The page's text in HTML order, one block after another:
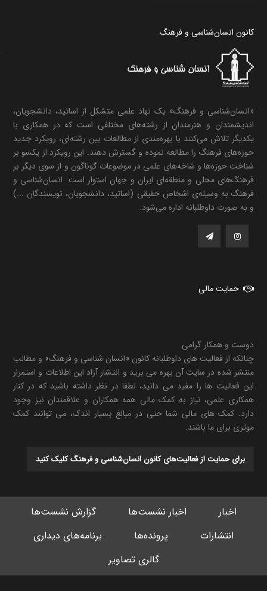
کانون انسان‌شناسی و فرهنگ
«انسان‌شناسی و فرهنگ» یک نهاد علمی متشکل از اساتید، دانشجویان،
اندیشمندان و هنرمندان از رشته‌های مختلفی است که در همکاری با
یکدیگر تلاش می‌کنند با بهره‌مندی از مطالعات بین رشته‌ای، رویکرد جدید
حوزه‌های فرهنگ را مطالعه نموده و گسترش دهند. این رویکرد از یکسو بر
شناخت حوزه‌ها و شاخه‌های علمی در موضوعات گوناگون و از سوی دیگر بر
فرهنگ‌های محلی و منطقه‌ای ایران و جهان استوار است. انسان‌شناسی و
فرهنگ به وسیله‌ی اشخاص حقیقی (اساتید، دانشجویان، نویسندگان ...)
و به صورت داوطلبانه اداره می‌شود.
حمایت مالی
دوست و همکار گرامی
چنانکه از فعالیت های داوطلبانه کانون «انسان شناسی و فرهنگ» و مطالب
منتشر شده در سایت آن بهره می برید و انتشار آزاد این اطلاعات و استمرار
این فعالیت ها را مفید می دانید، لطفا در نظر داشته باشید که در کنار
همکاری علمی، نیاز به کمک مالی همه همکاران و علاقمندان نیز وجود
دارد. کمک های مالی شما حتی در مبالغ بسیار اندک، می توانند کمک
موثری برای ما باشند.
برای حمایت از فعالیت‌های کانون انسان‌شناسی و فرهنگ کلیک کنید
اخبار اخبار نشست‌ها
گزارش نشست‌ها
انتشارات
پرونده‌ها
برنامه‌های دیداری
گالری تصاویر